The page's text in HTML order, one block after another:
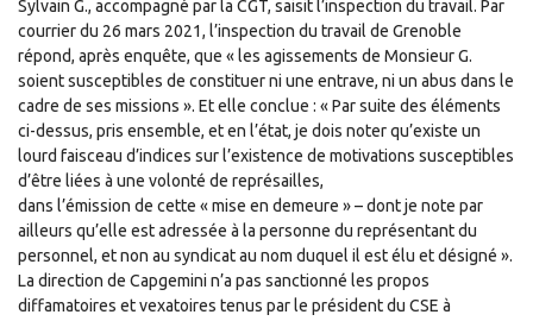
Sylvain G., accompagné par la CGT, saisit l’inspection du travail. Par
courrier du 26 mars 2021, l’inspection du travail de Grenoble
répond, après enquête, que « les agissements de Monsieur G.
soient susceptibles de constituer ni une entrave, ni un abus dans le
cadre de ses missions ». Et elle conclue : « Par suite des éléments
ci-dessus, pris ensemble, et en l’état, je dois noter qu’existe un
lourd faisceau d’indices sur l’existence de motivations susceptibles
d’être liées à une volonté de représailles,
dans l’émission de cette « mise en demeure » – dont je note par
ailleurs qu’elle est adressée à la personne du représentant du
personnel, et non au syndicat au nom duquel il est élu et désigné ».
La direction de Capgemini n’a pas sanctionné les propos
diffamatoires et vexatoires tenus par le président du CSE à